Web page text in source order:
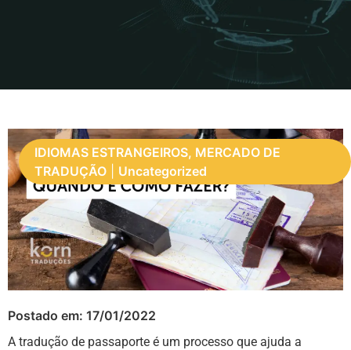
IDIOMAS ESTRANGEIROS, MERCADO DE
TRADUÇÃO
Uncategorized
Postado em: 17/01/2022
A tradução de passaporte é um processo que ajuda a